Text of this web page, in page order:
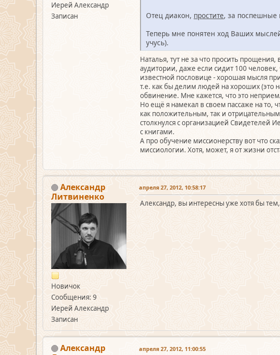
Иерей Александр
Записан
Отец диакон, простите, за поспешные
Теперь мне понятен ход Ваших
учусь).
Наталья, тут не за что просить
аудитории, даже если сидит 100
известной пословице - хорошая мысля
т.е. как бы делим людей на хороших (это
обвинение. Мне кажется, что это
Но ещё я намекал в своем пассаже на то,
как положительным, так и
столкнулся с организацией Свидетелей
с книгами.
А про обучение миссионерству вот что
миссиологии. Хотя, может, я от жизни
Александр
Литвиненко
Новичок
Сообщения: 9
Иерей Александр
Записан
апреля 27, 2012, 10:58:17
Александр, вы интересны уже хотя бы
Александр
апреля 27, 2012, 11:00:55